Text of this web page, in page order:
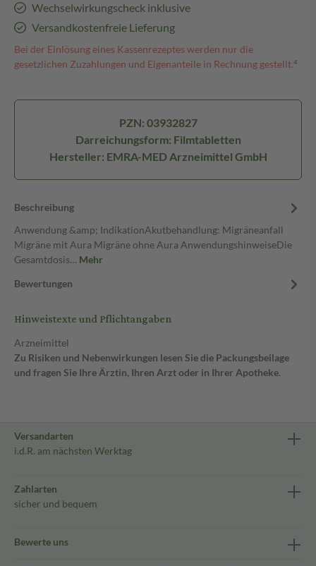
Wechselwirkungscheck inklusive
Versandkostenfreie Lieferung
Bei der Einlösung eines Kassenrezeptes werden nur die
gesetzlichen Zuzahlungen und Eigenanteile in Rechnung gestellt.⁴
PZN: 03932827
Darreichungsform: Filmtabletten
Hersteller: EMRA-MED Arzneimittel GmbH
Beschreibung
Anwendung &amp; IndikationAkutbehandlung: Migräneanfall
Migräne mit Aura Migräne ohne Aura AnwendungshinweiseDie
Gesamtdosis… Mehr
Bewertungen
Hinweistexte und Pflichtangaben
Arzneimittel
Zu Risiken und Nebenwirkungen lesen Sie die Packungsbeilage
und fragen Sie Ihre Ärztin, Ihren Arzt oder in Ihrer Apotheke.
Versandarten
i.d.R. am nächsten Werktag
Zahlarten
sicher und bequem
Bewerte uns